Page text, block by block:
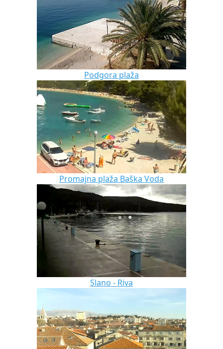
Podgora plaža
Promajna plaža Baška Voda
Slano - Riva